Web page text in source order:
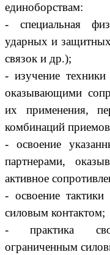
единоборствам:
- специальная
ударных и защитных
связок и др.);
- изучение
оказывающими
их применения,
комбинаций
- освоение
партнерами,
активное
- освоение
силовым контактом;
- практика
ограниченным